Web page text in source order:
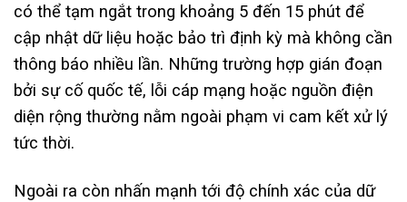
có thể tạm ngắt trong khoảng 5 đến 15 phút để
cập nhật dữ liệu hoặc bảo trì định kỳ mà không cần
thông báo nhiều lần. Những trường hợp gián đoạn
bởi sự cố quốc tế, lỗi cáp mạng hoặc nguồn điện
diện rộng thường nằm ngoài phạm vi cam kết xử lý
tức thời.
Ngoài ra còn nhấn mạnh tới độ chính xác của dữ